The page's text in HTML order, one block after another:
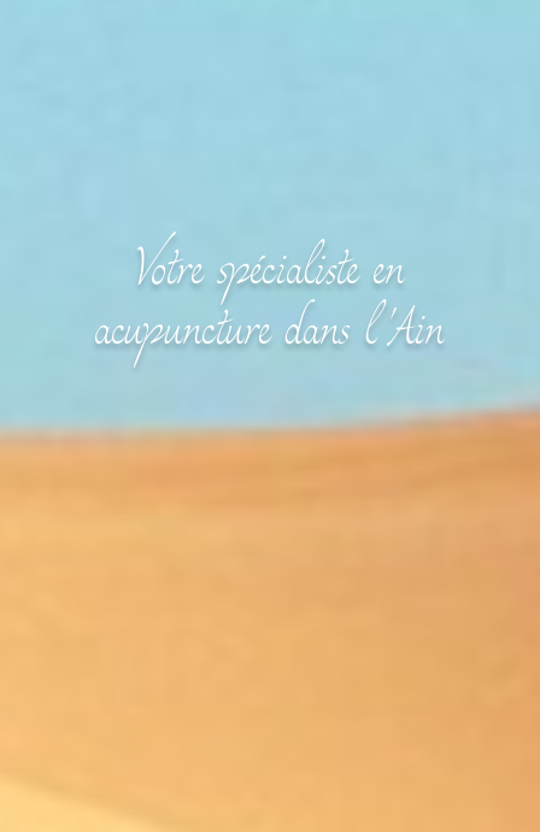
Votre spécialiste en
acupuncture dans l'Ain